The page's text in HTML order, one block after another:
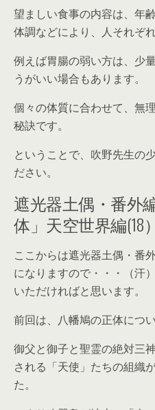
望ましい食事の内容は、年
体調などにより、人それぞれ
例えば胃腸の弱い方は、少
うがいい場合もあります。
個々の体質に合わせて、無
秘訣です。
ということで、吹野先生の
ださい。
遮光器土偶・番外
体」天空世界編(18）
ここからは遮光器土偶・番
になりますので・・・（汗
いただければと思います。
前回は、八幡鳩の正体につ
御父と御子と聖霊の絶対三
される「天使」たちの組織
た。